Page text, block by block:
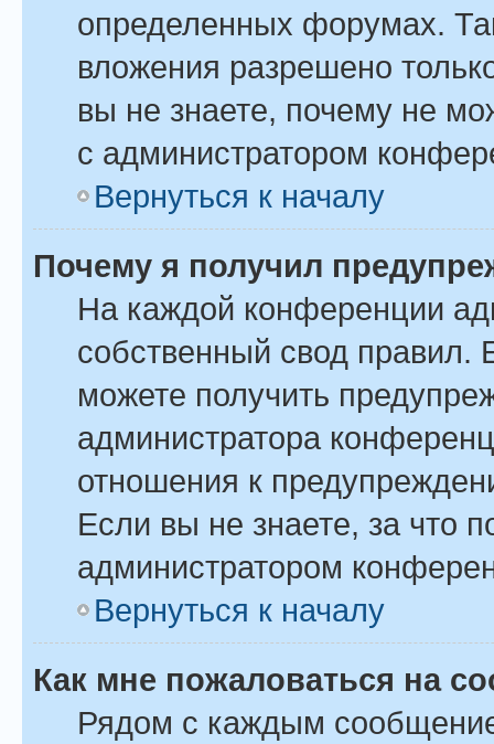
определенных форумах.
вложения разрешено
вы не знаете, почему не
с администратором
Вернуться к началу
Почему я получил
На каждой конференции
собственный свод
можете получить
администратора
отношения к
Если вы не знаете, за что
администратором
Вернуться к началу
Как мне пожаловаться на
Рядом с каждым